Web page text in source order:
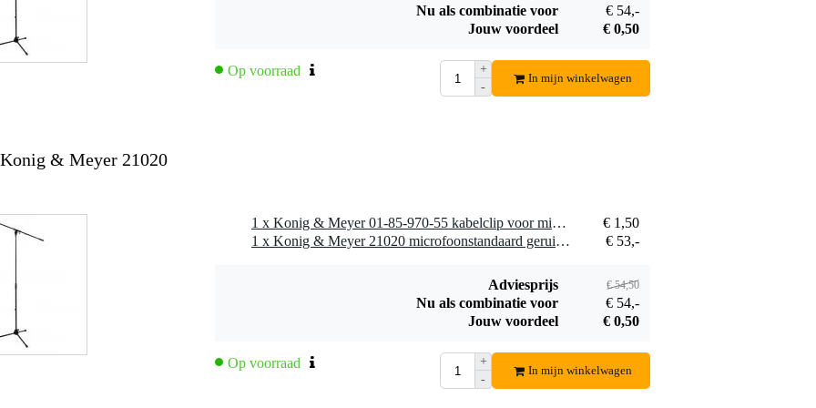
kg
artiesten
Nu als combinatie voor
€ 54,-
Jouw voordeel
€ 0,50
Op voorraad
+
-
In mijn winkelwagen
& Meyer 21020
1 x Konig & Meyer 01-85-970-55 kabelclip voor microfoonstatieven
€ 1,50
1 x Konig & Meyer 21020 microfoonstandaard geruisloos met arm zwart
€ 53,-
Adviesprijs € 54,50
Nu als combinatie voor
€ 54,-
Jouw voordeel
€ 0,50
Op voorraad
+
-
In mijn winkelwagen